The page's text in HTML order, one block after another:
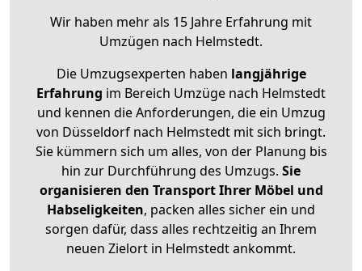
Wir haben mehr als 15 Jahre Erfahrung mit
Umzügen nach Helmstedt.
Die Umzugsexperten haben langjährige
Erfahrung im Bereich Umzüge nach Helmstedt
und kennen die Anforderungen, die ein Umzug
von Düsseldorf nach Helmstedt mit sich bringt.
Sie kümmern sich um alles, von der Planung bis
hin zur Durchführung des Umzugs. Sie
organisieren den Transport Ihrer Möbel und
Habseligkeiten, packen alles sicher ein und
sorgen dafür, dass alles rechtzeitig an Ihrem
neuen Zielort in Helmstedt ankommt.